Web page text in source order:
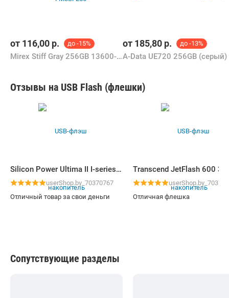
от 116,00 р. до -15%
Mirex Stiff Gray 256GB 13600-FM3SF256
от 185,80 р. до -13%
A-Data UE720 256GB (серый)
Отзывы на USB Flash (флешки)
Silicon Power Ultima II I-series 32GB
userShop.by_70370767
Отличный товар за свои деньги
Отличная флешка
Сопутствующие разделы